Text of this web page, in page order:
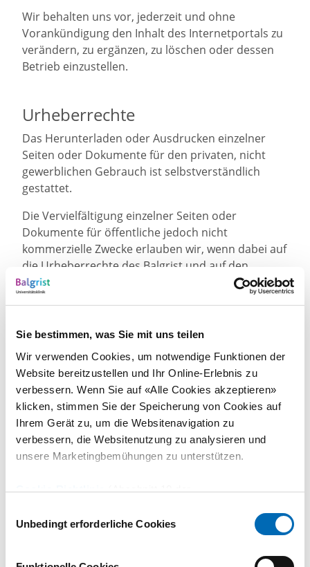
Sie bestimmen, was Sie mit uns teilen
Wir verwenden Cookies, um notwendige Funktionen der
Website bereitzustellen und Ihr Online-Erlebnis zu
verbessern. Wenn Sie auf «Alle Cookies akzeptieren»
klicken, stimmen Sie der Speicherung von Cookies auf
Ihrem Gerät zu, um die Websitenavigation zu
verbessern, die Websitenutzung zu analysieren und
unsere Marketingbemühungen zu unterstützen.
Cookie-Richtlinie(Abschnitt 10 der
Unbedingt erforderliche Cookies
Wir behalten uns vor, jederzeit und ohne
Vorankündigung den Inhalt des Internetportals zu
verändern, zu ergänzen, zu löschen oder dessen
Betrieb einzustellen.
Urheberrechte
Das Herunterladen oder Ausdrucken einzelner
Seiten oder Dokumente für den privaten, nicht
gewerblichen Gebrauch ist selbstverständlich
gestattet.
Die Vervielfältigung einzelner Seiten oder
Dokumente für öffentliche jedoch nicht
kommerzielle Zwecke erlauben wir, wenn dabei auf
die Urheberrechte des Balgrist und auf den
Vorbehalt betreffend weitergehende und
gewerbliche Nutzung hingewiesen wird.
vollständige oder teilweise Vervielfältigung zu
gewerblichen Zwecken, die elektronische oder mit
anderen Mitteln erfolgte Verbreitung, die
Modifikation und die Verknüpfung zu gewerblichen
und/oder öffentlichen Zwecken bedarf der
vorherigen schriftlichen Zustimmung der
Universitätsklinik Balgrist.
Google Analytics
Diese Website benutzt Google Analytics, einen
Webanalysedienst der Google Inc. („Google“).